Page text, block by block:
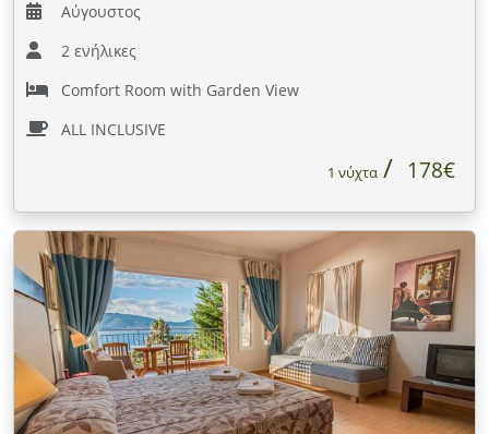
Αύγουστος
2 ενήλικες
Comfort Room with Garden View
ALL INCLUSIVE
1 νύχτα 178€